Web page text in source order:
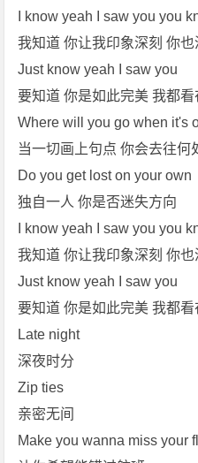
I know yeah I saw you you
我知道 你让我印象深刻 你也
Just know yeah I saw you
要知道 你是如此完美 我都看
Where will you go when it's
当一切画上句点 你会去往何
Do you get lost on your own
独自一人 你是否迷失方向
I know yeah I saw you you
我知道 你让我印象深刻 你也
Just know yeah I saw you
要知道 你是如此完美 我都看
Late night
深夜时分
Zip ties
亲密无间
Make you wanna miss your